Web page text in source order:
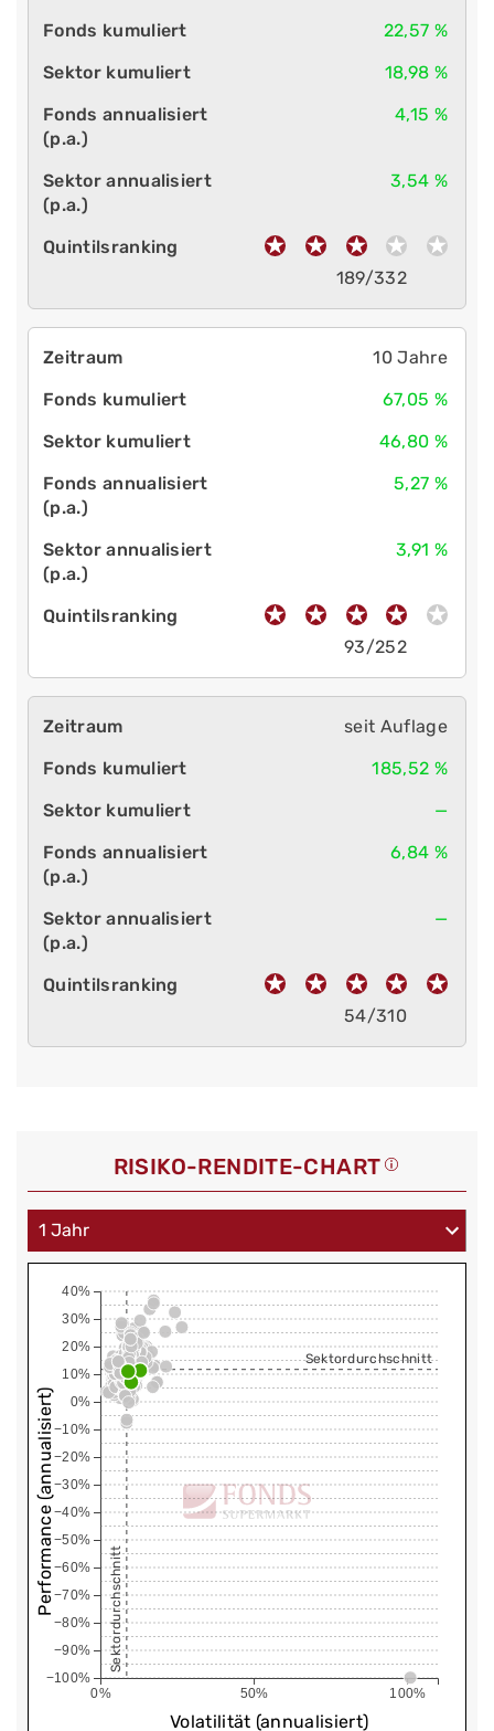
22,57 %
18,98 %
4,15 %
3,54 %
189/332
10 Jahre
67,05 %
46,80 %
5,27 %
3,91 %
93/252
seit Auflage
185,52 %
—
6,84 %
—
54/310
RISIKO-RENDITE-CHART
0% 50% 100%
−100%
−90%
−80%
−70%
−60%
−50%
−40%
−30%
−20%
−10%
0%
10%
20%
30%
40%
Sektordurchschnitt
Sektordurchschnitt
Volatilität (annualisiert)
Performance (annualisiert)